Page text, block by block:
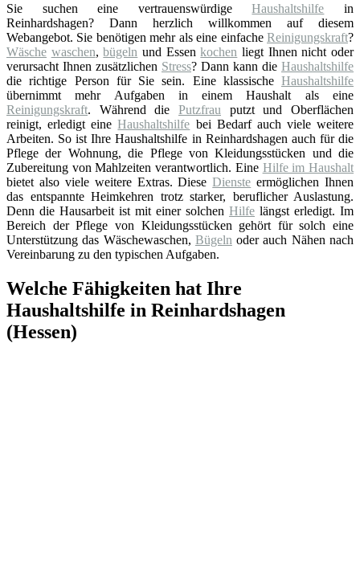
Sie suchen eine vertrauenswürdigeHaushaltshilfe in
Reinhardshagen? Dann herzlich willkommen auf diesem
Webangebot. Sie benötigen mehr als eine einfache Reinigungskraft?
Wäsche waschen,bügeln und Essenkochen liegt Ihnen nicht oder
verursacht Ihnen zusätzlichen Stress? Dann kann die Haushaltshilfe
die richtige Person für Sie sein. Eine klassische Haushaltshilfe
übernimmt mehr Aufgaben in einem Haushalt als eine
Reinigungskraft. Während die Putzfrau putzt und Oberflächen
reinigt, erledigt eineHaushaltshilfe bei Bedarf auch viele weitere
Arbeiten. So ist Ihre Haushaltshilfe in Reinhardshagen auch für die
Pflege der Wohnung, die Pflege von Kleidungsstücken und die
Zubereitung von Mahlzeiten verantwortlich. Eine Hilfe im Haushalt
bietet also viele weitere Extras. DieseDienste ermöglichen Ihnen
das entspannte Heimkehren trotz starker, beruflicher Auslastung.
Denn die Hausarbeit ist mit einer solchen Hilfe längst erledigt. Im
Bereich der Pflege von Kleidungsstücken gehört für solch eine
Unterstützung das Wäschewaschen, Bügeln oder auch Nähen nach
Vereinbarung zu den typischen Aufgaben.
Welche Fähigkeiten hat Ihre
Haushaltshilfe in Reinhardshagen
(Hessen)